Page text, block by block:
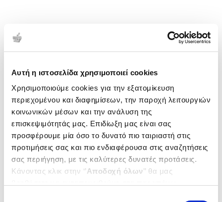
Αυτή η ιστοσελίδα χρησιμοποιεί cookies
Χρησιμοποιούμε cookies για την εξατομίκευση
περιεχομένου και διαφημίσεων, την παροχή λειτουργιών
κοινωνικών μέσων και την ανάλυση της
επισκεψιμότητάς μας. Επιδίωξη μας είναι σας
προσφέρουμε μία όσο το δυνατό πιο ταιριαστή στις
προτιμήσεις σας και πιο ενδιαφέρουσα στις αναζητήσεις
σας περιήγηση, με τις καλύτερες δυνατές προτάσεις.
Κάνοντας κλικ στην ‘’Αποδοχή όλων’’ θα μας